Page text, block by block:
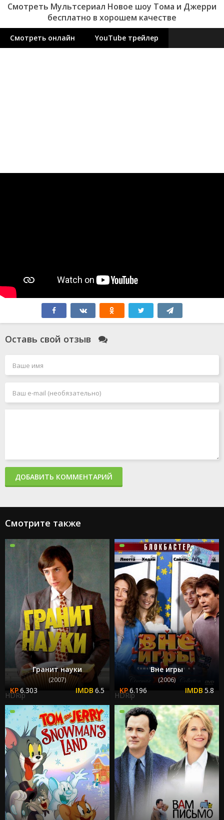
Смотреть Мультсериал Новое шоу Тома и Джерри
бесплатно в хорошем качестве
Смотреть онлайн YouTube трейлер
Оставь свой отзыв
ДОБАВИТЬ КОММЕНТАРИЙ
Смотрите также
Гранит науки
(2007)
6.303 6.5
HDRip
Вне игры
(2006)
6.196 5.8
HDRip